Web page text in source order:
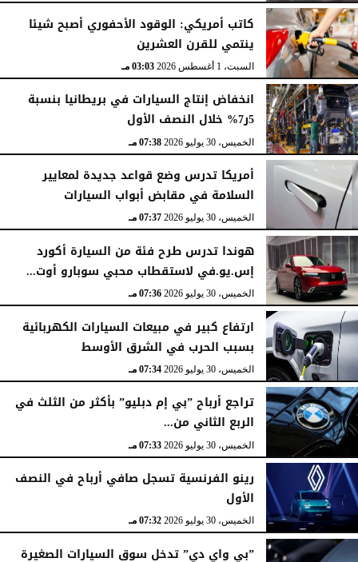
الأحد، 2 أغسطس 2026 06:17 مـ
كاتب أمريكي: الوقود الأحفوري أصبح شيئا
ينتمي للقرن العشرين
السبت، 1 أغسطس 2026 03:03 مـ
انخفاض إنتاج السيارات في بريطانيا بنسبة
5ر7% خلال النصف الأول
الخميس، 30 يوليو 2026 07:38 مـ
أمريكا تدرس وضع قواعد جديدة لمعايير
السلامة في مقابض أبواب السيارات
الخميس، 30 يوليو 2026 07:37 مـ
هوندا تدرس طرح فئة من السيارة أكورد
إس.يو.في لاستقطاب محبي سوبارو أوت...
الخميس، 30 يوليو 2026 07:36 مـ
ارتفاع كبير في مبيعات السيارات الكهربائية
بسبب الحرب في الشرق الأوسط
الخميس، 30 يوليو 2026 07:34 مـ
تراجع أرباح ”بي إم دبليو” بأكثر من الثلث في
الربع الثاني من...
الخميس، 30 يوليو 2026 07:33 مـ
رينو الفرنسية تسجل صافي أرباح في النصف
الأول
الخميس، 30 يوليو 2026 07:32 مـ
”بي واي دي” تدخل سوق السيارات الصغيرة